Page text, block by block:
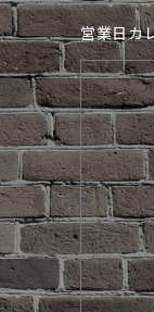
営業日カ